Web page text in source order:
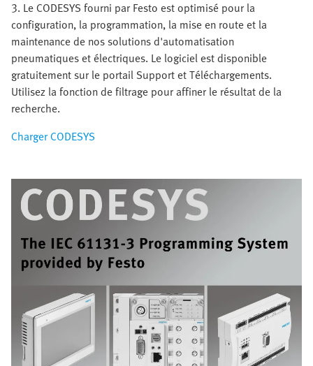
3. Le CODESYS fourni par Festo est optimisé pour la
configuration, la programmation, la mise en route et la
maintenance de nos solutions d'automatisation
pneumatiques et électriques. Le logiciel est disponible
gratuitement sur le portail Support et Téléchargements.
Utilisez la fonction de filtrage pour affiner le résultat de la
recherche.
Charger CODESYS